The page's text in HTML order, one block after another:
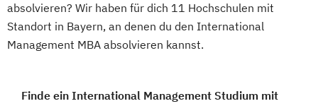
absolvieren? Wir haben für dich 11 Hochschulen mit
Standort in Bayern, an denen du den International
Management MBA absolvieren kannst.
Finde ein International Management Studium mit